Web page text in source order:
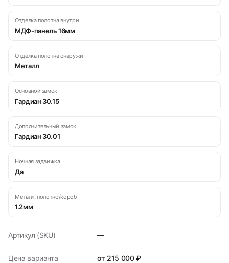
Отделка полотна внутри
МДФ-панель 16мм
Отделка полотна снаружи
Металл
Основной замок
Гардиан 30.15
Дополнительный замок
Гардиан 30.01
Ночная задвижка
Да
Металл: полотно/короб
1.2мм
Артикул (SKU) —
Цена варианта от 215 000 ₽